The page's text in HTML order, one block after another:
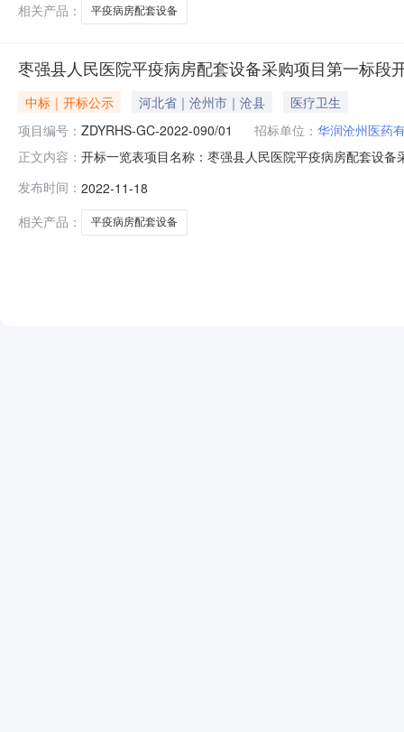
相关产品：
平疫病房配套设备
枣强县人民医院平疫病房配套设备采购项目第一标段
中标｜开标公示 河北省｜沧州市｜沧县
医疗卫生
项目编号： ZDYRHS-GC-2022-090/01 招标单位： 华润沧州医药
正文内容： 开标一览表项目名称：枣强县人民医院平疫病房配套设
械有限公司12492000按甲方指定日历天投标单位资质响
发布时间： 2022-11-18
相关产品：
平疫病房配套设备